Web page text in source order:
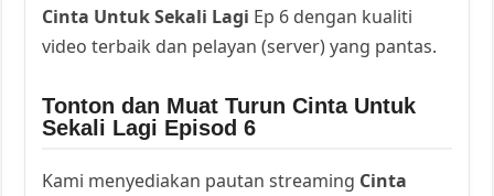
Cinta Untuk Sekali Lagi Ep 6 dengan kualiti
video terbaik dan pelayan (server) yang pantas.
Tonton dan Muat Turun Cinta Untuk
Sekali Lagi Episod 6
Kami menyediakan pautan streaming Cinta